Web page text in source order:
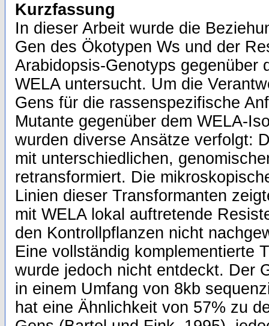
Kurzfassung
In dieser Arbeit wurde die
Gen des Ökotypen Ws und der
Arabidopsis-Genotyps gegenüber
WELA untersucht. Um die
Gens für die rassenspezifische
Mutante gegenüber dem WELA-
wurden diverse Ansätze verfolgt:
mit unterschiedlichen,
retransformiert. Die
Linien dieser Transformanten
mit WELA lokal auftretende
den Kontrollpflanzen nicht
Eine vollständig komplementierte
wurde jedoch nicht entdeckt. Der
in einem Umfang von 8kb
hat eine Ähnlichkeit von 57% zu